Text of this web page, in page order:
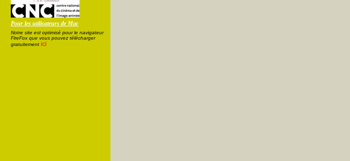
Pour les utilisateurs de Mac
Notre site est optimisé pour le navigateur
FireFox que vous pouvez télécharger
gratuitement ici